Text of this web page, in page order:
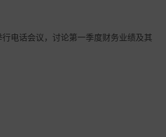
电话会议，讨论第一季度财务业绩及其